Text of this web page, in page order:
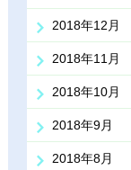
2018年12月
2018年11月
2018年10月
2018年9月
2018年8月